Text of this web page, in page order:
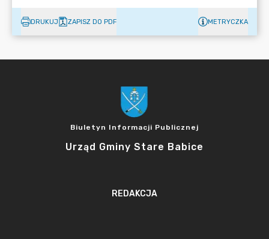
DRUKUJ ZAPISZ DO PDF METRYCZKA
Biuletyn Informacji Publicznej
Urząd Gminy Stare Babice
REDAKCJA